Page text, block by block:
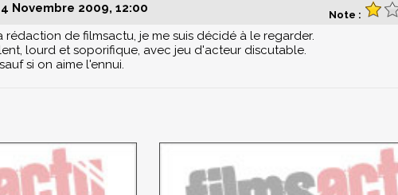
Note :
Novembre 2009, 12:00
de filmsactu, je me suis décidé à le regarder.
lourd et soporifique, avec jeu d'acteur discutable.
si on aime l'ennui.